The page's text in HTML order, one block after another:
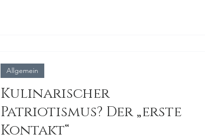
Kulinarischer
Patriotismus? Der „erste
Kontakt“
Allgemein